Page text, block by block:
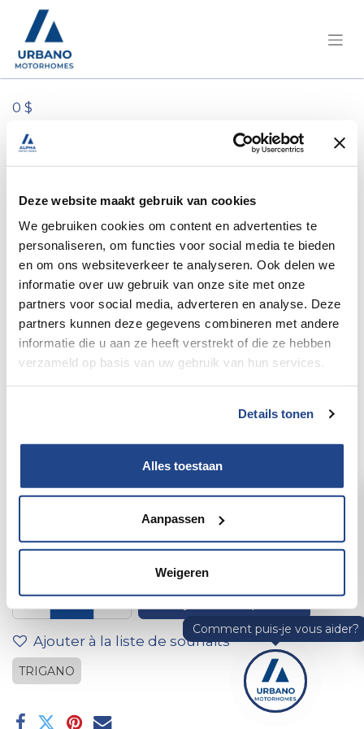
Deze website maakt gebruik van cookies
We gebruiken cookies om content en advertenties te
personaliseren, om functies voor social media te bieden
en om ons websiteverkeer te analyseren. Ook delen we
informatie over uw gebruik van onze site met onze
partners voor social media, adverteren en analyse. Deze
partners kunnen deze gegevens combineren met andere
informatie die u aan ze heeft verstrekt of die ze hebben
verzameld op basis van uw gebruik van hun services.
Details tonen
Alles toestaan
Aanpassen
Weigeren
0 $
Tous les produits
1 emplacement ivoire RAL 9001
1 emplacement ivoire RAL
9001
Ajouter à la liste de souhaits
TRIGANO